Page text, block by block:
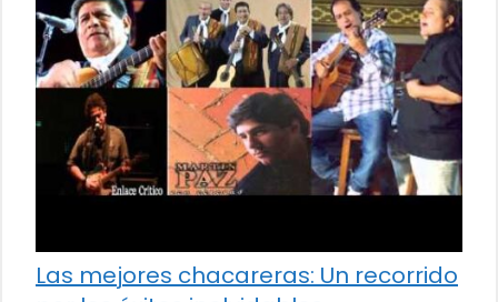
Las mejores chacareras: Un recorrido